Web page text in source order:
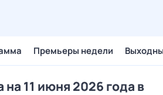
Премьеры недели
11 июня 2026 года в